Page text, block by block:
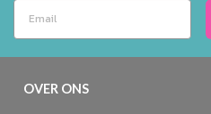
OVER ONS